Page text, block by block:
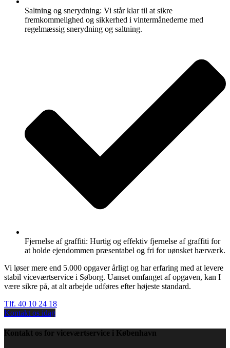
Saltning og snerydning: Vi står klar til at sikre
fremkommelighed og sikkerhed i vintermånederne med
regelmæssig snerydning og saltning.
Fjernelse af graffiti: Hurtig og effektiv fjernelse af graffiti for
at holde ejendommen præsentabel og fri for uønsket hærværk.
Vi løser mere end 5.000 opgaver årligt og har erfaring med at levere
stabil viceværtservice i Søborg. Uanset omfanget af opgaven, kan I
være sikre på, at alt arbejde udføres efter højeste standard.
Tlf. 40 10 24 18
Kontakt os idag
Kontakt os for viceværtservice i København